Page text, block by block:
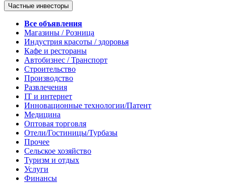
Частные инвесторы
Все объявления
Магазины / Розница
Индустрия красоты / здоровья
Кафе и рестораны
Автобизнес / Транспорт
Строительство
Производство
Развлечения
IT и интернет
Инновационные технологии/Патент
Медицина
Оптовая торговля
Отели/Гостиницы/Турбазы
Прочее
Сельское хозяйство
Туризм и отдых
Услуги
Финансы